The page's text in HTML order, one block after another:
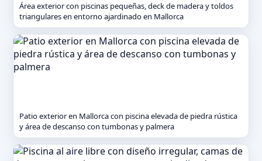
Área exterior con piscinas pequeñas, deck de madera y toldos
triangulares en entorno ajardinado en Mallorca
Patio exterior en Mallorca con piscina elevada de piedra rústica
y área de descanso con tumbonas y palmera